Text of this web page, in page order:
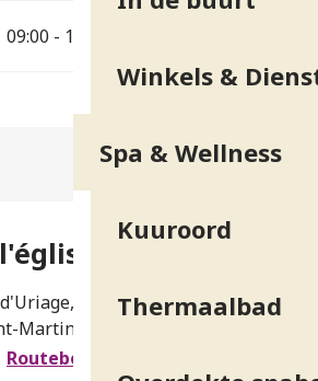
Winkels &
Spa & Wellness
Kuuroord
Thermaalbad
09:00 - 18:00
de Pinet
Route d'Allevard (RD
Martin-d'Uriage
Routebeschrijving